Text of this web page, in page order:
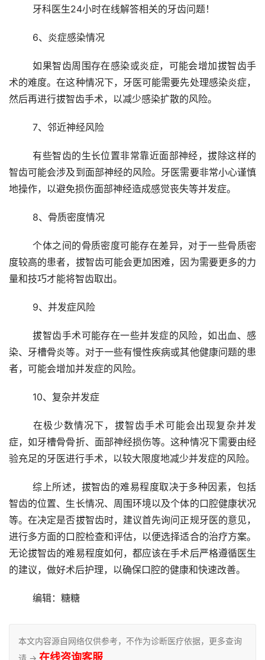
	牙科医生24小时在线解答相关的牙齿问题！
	6、炎症感染情况
	如果智齿周围存在感染或炎症，可能会增加拔智齿手
术的难度。在这种情况下，牙医可能需要先处理感染炎症，
然后再进行拔智齿手术，以减少感染扩散的风险。
	7、邻近神经风险
	有些智齿的生长位置非常靠近面部神经，拔除这样的
智齿可能会涉及到面部神经的风险。牙医需要非常小心谨慎
地操作，以避免损伤面部神经造成感觉丧失等并发症。
	8、骨质密度情况
	个体之间的骨质密度可能存在差异，对于一些骨质密
度较高的患者，拔智齿可能会更加困难，因为需要更多的力
量和技巧才能将智齿取出。
	9、并发症风险
	拔智齿手术可能存在一些并发症的风险，如出血、感
染、牙槽骨炎等。对于一些有慢性疾病或其他健康问题的患
者，可能会增加并发症的风险。
	10、复杂并发症
	在极少数情况下，拔智齿手术可能会出现复杂并发
症，如牙槽骨骨折、面部神经损伤等。这种情况下需要由经
验充足的牙医进行手术，以较大限度地减少并发症的风险。
	综上所述，拔智齿的难易程度取决于多种因素，包括
智齿的位置、生长情况、周围环境以及个体的口腔健康状况
等。在决定是否拔智齿时，建议首先询问正规牙医的意见，
进行多方面的口腔检查和评估，以便选择适合的治疗方案。
无论拔智齿的难易程度如何，都应该在手术后严格遵循医生
的建议，做好术后护理，以确保口腔的健康和快速改善。
	编辑：糖糖
本文内容源自网络仅供参考，不作为诊断医疗依据，更多查询
在线咨询客服